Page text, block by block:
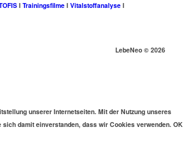
I TrainingsfilmeI VitalstoffanalyseI
LebeNeo ©2026
unserer Internetseiten. Mit der Nutzung unseres
sich damit einverstanden, dass wir Cookies verwenden. OK